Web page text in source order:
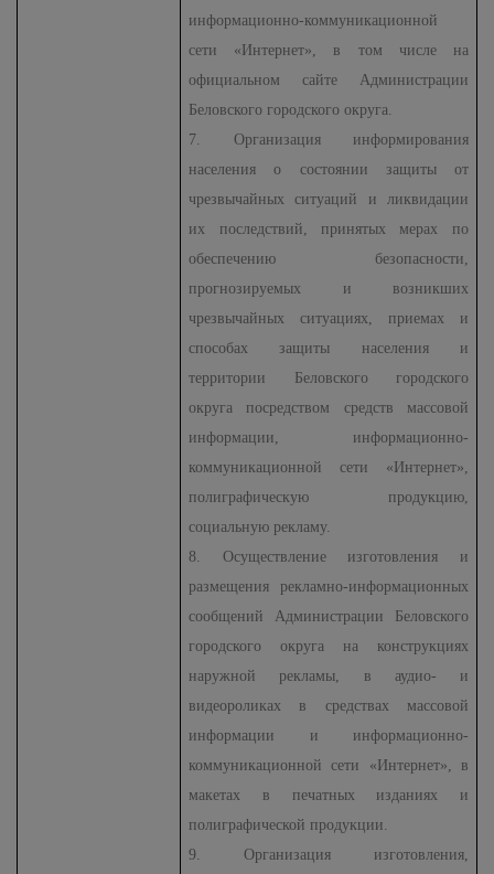
информационно-коммуникационной
сети «Интернет», в том числе на
официальном сайте Администрации
Беловского городского округа.
7. Организация информирования
населения о состоянии защиты от
чрезвычайных ситуаций и ликвидации
их последствий, принятых мерах по
обеспечению безопасности,
прогнозируемых и возникших
чрезвычайных ситуациях, приемах и
способах защиты населения и
территории Беловского городского
округа посредством средств массовой
информации, информационно-
коммуникационной сети «Интернет»,
полиграфическую продукцию,
социальную рекламу.
8. Осуществление изготовления и
размещения рекламно-информационных
сообщений Администрации Беловского
городского округа на конструкциях
наружной рекламы, в аудио- и
видеороликах в средствах массовой
информации и информационно-
коммуникационной сети «Интернет», в
макетах в печатных изданиях и
полиграфической продукции.
9. Организация изготовления,